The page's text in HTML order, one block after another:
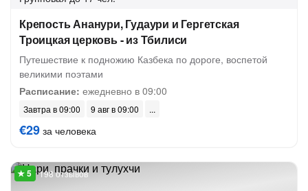
Крепость Ананури, Гудаури и Гергетская
Троицкая церковь - из Тбилиси
Путешествие к подножию Казбека по дороге, воспетой
великими поэтами
Расписание: ежедневно в 09:00
Завтра в 09:00 9 авг в 09:00
€29 за человека
198 отзывов